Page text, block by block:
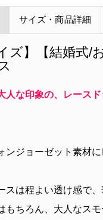
サイズ・商品詳細
ズ】【結婚式
人な印象の、レース
ンジョーゼット素材
スは程よい透け感で
もちろん、大人なス